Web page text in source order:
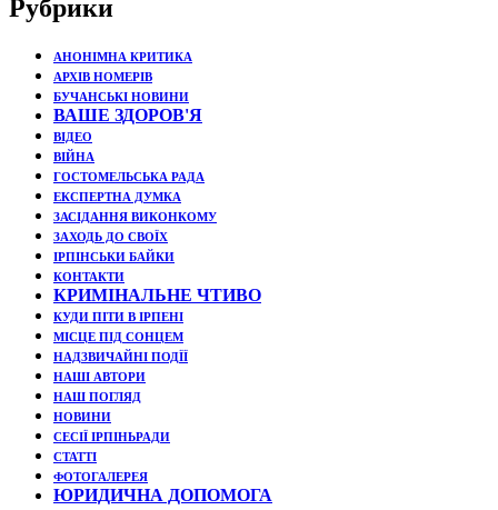
Рубрики
АНОНІМНА КРИТИКА
АРХІВ НОМЕРІВ
БУЧАНСЬКІ НОВИНИ
ВАШЕ ЗДОРОВ'Я
ВІДЕО
ВІЙНА
ГОСТОМЕЛЬСЬКА РАДА
ЕКСПЕРТНА ДУМКА
ЗАСІДАННЯ ВИКОНКОМУ
ЗАХОДЬ ДО СВОЇХ
ІРПІНСЬКИ БАЙКИ
КОНТАКТИ
КРИМІНАЛЬНЕ ЧТИВО
КУДИ ПІТИ В ІРПЕНІ
МІСЦЕ ПІД СОНЦЕМ
НАДЗВИЧАЙНІ ПОДЇЇ
НАШІ АВТОРИ
НАШ ПОГЛЯД
НОВИНИ
СЕСІЇ ІРПІНЬРАДИ
СТАТТІ
ФОТОГАЛЕРЕЯ
ЮРИДИЧНА ДОПОМОГА